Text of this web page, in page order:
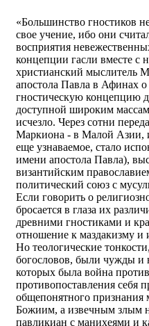
«Большинство гностиков
свое учение, ибо они
восприятия
концепции гасли вместе с
христианский мыслитель
апостола Павла в Афинах
гностическую концепцию
доступной широким
исчезло. Через сотни
Маркиона - в Малой Азии,
еще узнаваемое, стало
имени апостола Павла),
византийским
политический союз с
Если говорить о
бросается в глаза их
древними гностиками и
отношение к маздакизму и
Но теологические
богословов, были чужды и
которых была война
противопоставления себя
общепонятного признания
Божиим, а извечным злым
павликиан с манихеями и